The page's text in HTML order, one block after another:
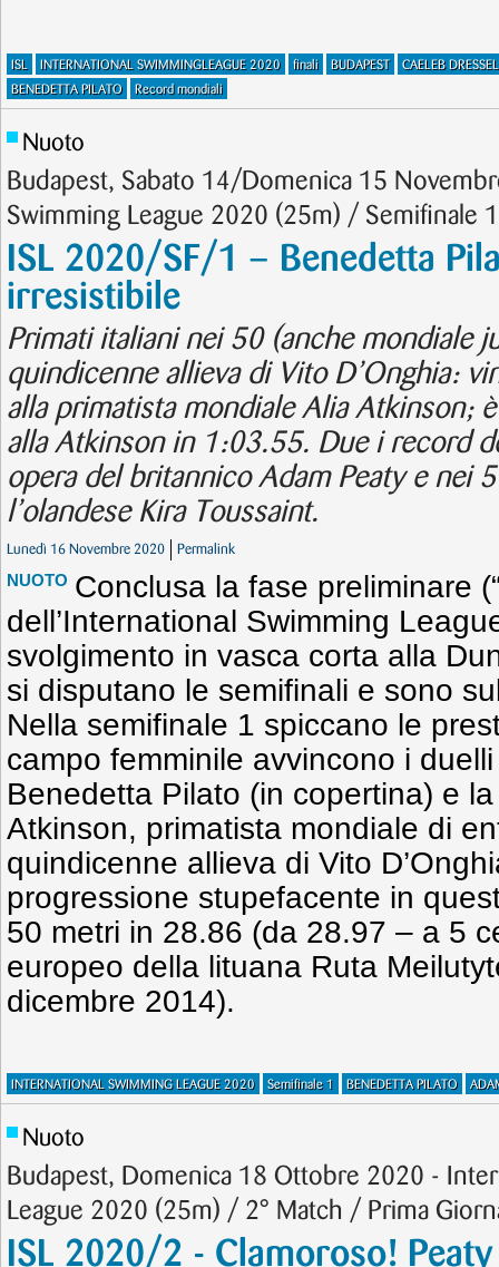
ISL INTERNATIONAL SWIMMINGLEAGUE 2020 finali BUDAPEST
CAELEB DRESSEL
BENEDETTA PILATO
Record mondiali
Nuoto
Budapest, Sabato 14/Domenica 15
Swimming League 2020 (25m) / Semifinale 1
ISL 2020/SF/1 – Benedetta
irresistibile
Primati italiani nei 50 (anche mondiale
quindicenne allieva di Vito D’Onghia:
alla primatista mondiale Alia Atkinson;
alla Atkinson in 1:03.55. Due i record
opera del britannico Adam Peaty e nei
l’olandese Kira Toussaint.
Lunedì 16 Novembre 2020 Permalink
NUOTO Conclusa la fase preliminare
dell’International Swimming
svolgimento in vasca corta alla
si disputano le semifinali e sono
Nella semifinale 1 spiccano le
campo femminile avvincono i
Benedetta Pilato (in copertina) e
Atkinson, primatista mondiale di
quindicenne allieva di Vito
progressione stupefacente in
50 metri in 28.86 (da 28.97 – a 5
europeo della lituana Ruta
dicembre 2014).
INTERNATIONAL SWIMMING LEAGUE 2020 Semifinale 1 BENEDETTA PILATO
Nuoto
Budapest, Domenica 18 Ottobre 2020 -
League 2020 (25m) / 2° Match / Prima
ISL 2020/2 - Clamoroso!